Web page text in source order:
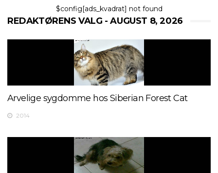
$config[ads_kvadrat] not found
REDAKTØRENS VALG - AUGUST 8, 2026
Arvelige sygdomme hos Siberian Forest Cat
2014